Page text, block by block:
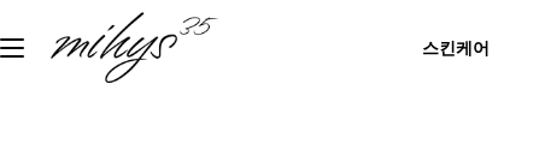
스킨케어